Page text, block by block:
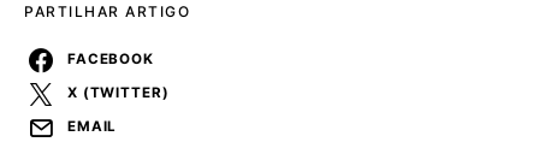
PARTILHAR ARTIGO
FACEBOOK
X (TWITTER)
EMAIL